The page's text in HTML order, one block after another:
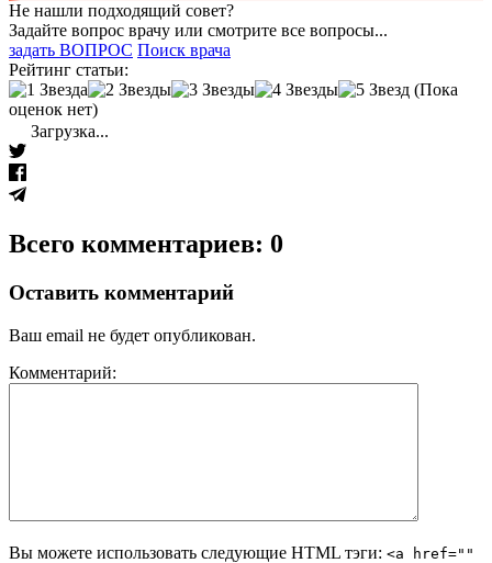
Не нашли подходящий совет?
Задайте вопрос врачу или смотрите все вопросы...
задать ВОПРОС Поиск врача
Рейтинг статьи:
(Пока
оценок нет)
Загрузка...
Всего комментариев: 0
Оставить комментарий
Ваш email не будет опубликован.
Комментарий:
Вы можете использовать следующие HTML тэги: <a href=""